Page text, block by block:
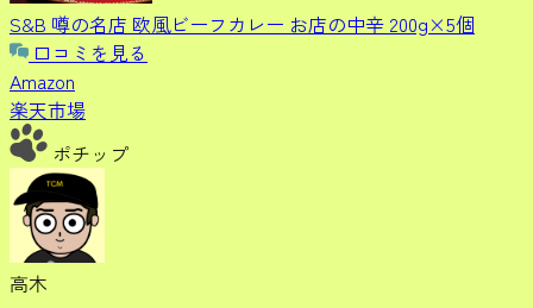
S&B 噂の名店 欧風ビーフカレー お店の中辛 200g×5個
口コミを見る
Amazon
楽天市場
ポチップ
高木